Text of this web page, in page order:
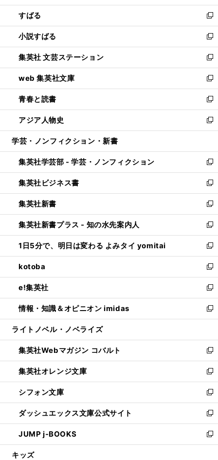
開
く
ウ
で
開
く
ン
ド
ウ
で
開
く
すばる
新
し
い
ウ
ィ
ン
ド
ウ
で
開
く
小説すばる
新
し
い
ウ
ィ
ン
ド
ウ
で
開
集英社 文芸ステーション
新
し
い
ウ
ィ
ン
ド
ウ
開
く
web 集英社文庫
新
し
い
ウ
ィ
ン
ウ
で
開
く
青春と読書
新
し
い
ウ
ン
ド
ウ
で
開
く
アジア人物史
新
し
ウ
ィ
ン
ド
ウ
で
開
く
学芸・ノンフィクション・新書
集英社学芸部 - 学芸・ノンフィクション
新
し
い
ウ
ィ
ン
ド
ウ
で
開
く
集英社ビジネス書
新
し
い
ウ
ィ
ン
ド
ウ
で
開
く
集英社新書
新
し
い
ウ
ィ
ン
ド
ウ
で
開
く
集英社新書プラス - 知の水先案内人
新
し
い
ウ
ィ
ン
ド
ウ
で
開
1日5分で、明日は変わる よみタイ yomitai
新
し
い
ウ
ィ
ン
ド
ウ
開
く
kotoba
新
し
い
ウ
ィ
ン
ウ
で
開
く
e!集英社
新
し
い
ウ
ン
ド
ウ
で
開
く
情報・知識＆オピニオン imidas
新
し
ウ
ィ
ン
ド
ウ
で
開
く
ライトノベル・ノベライズ
集英社Webマガジン コバルト
新
し
い
ウ
ィ
ン
ド
ウ
で
開
集英社オレンジ文庫
新
し
い
ウ
ィ
ン
ド
ウ
シフォン文庫
新
し
い
ウ
ィ
ン
ダッシュエックス文庫公式サイト
新
し
い
ウ
JUMP j-BOOKS
新
し
キッズ